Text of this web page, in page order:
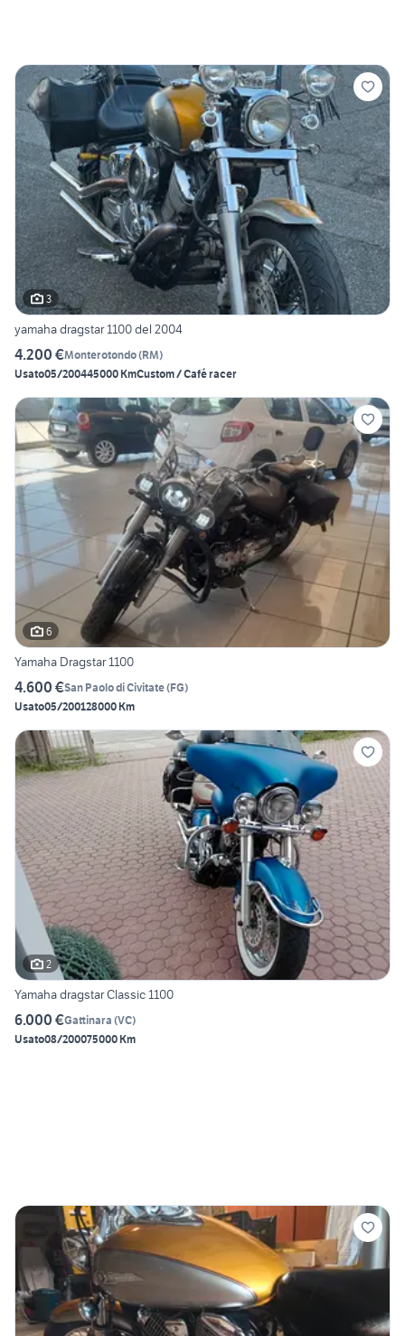
3
yamaha dragstar 1100 del 2004
4.200 €Monterotondo(RM)
Usato05/200445000 KmCustom / Café racer
6
Yamaha Dragstar 1100
4.600 €San Paolo di Civitate(FG)
Usato05/200128000 Km
2
Yamaha dragstar Classic 1100
6.000 €Gattinara (VC)
Usato08/200075000 Km